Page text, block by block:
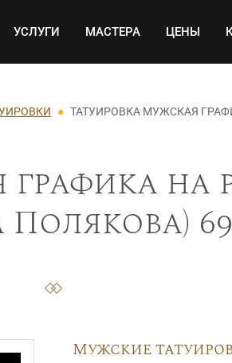
УСЛУГИ МАСТЕРА ЦЕНЫ
ТАТУИРОВКА МУЖСКАЯ
на
Мужские